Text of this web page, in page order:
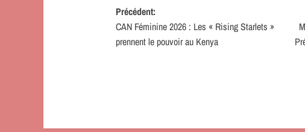
Navigation
d’article
Précédent:
CAN Féminine 2026 : Les « Rising Starlets »
prennent le pouvoir au Kenya